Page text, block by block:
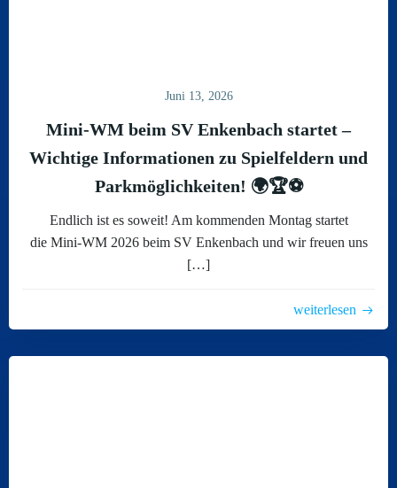
Juni 13, 2026
Mini-WM beim SV Enkenbach startet –
Wichtige Informationen zu Spielfeldern und
Parkmöglichkeiten! 🌍🏆⚽
Endlich ist es soweit! Am kommenden Montag startet
die Mini-WM 2026 beim SV Enkenbach und wir freuen uns
[…]
weiterlesen